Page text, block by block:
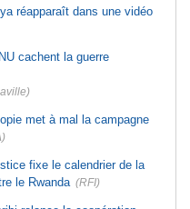
réapparaît dans une vidéo
cachent la guerre
met à mal la campagne
fixe le calendrier de la
le Rwanda (RFI)